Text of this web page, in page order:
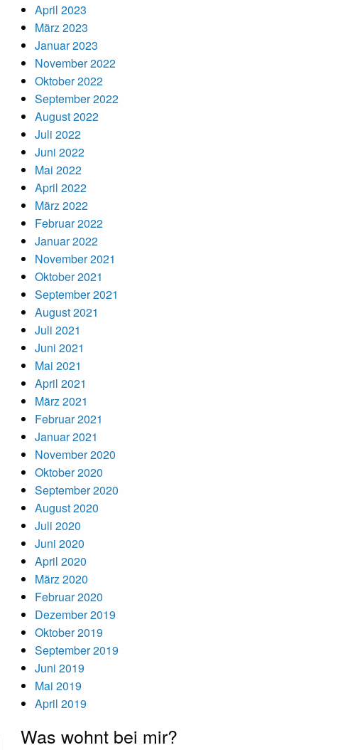
April 2023
März 2023
Januar 2023
November 2022
Oktober 2022
September 2022
August 2022
Juli 2022
Juni 2022
Mai 2022
April 2022
März 2022
Februar 2022
Januar 2022
November 2021
Oktober 2021
September 2021
August 2021
Juli 2021
Juni 2021
Mai 2021
April 2021
März 2021
Februar 2021
Januar 2021
November 2020
Oktober 2020
September 2020
August 2020
Juli 2020
Juni 2020
April 2020
März 2020
Februar 2020
Dezember 2019
Oktober 2019
September 2019
Juni 2019
Mai 2019
April 2019
Was wohnt bei mir?